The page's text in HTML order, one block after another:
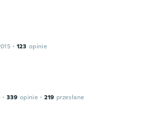
· 123 opinie
· 339 opinie · 219 przesłane